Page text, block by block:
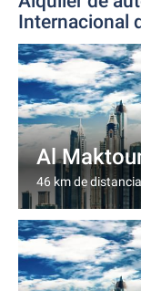
Internacional
Al
46 km de distancia